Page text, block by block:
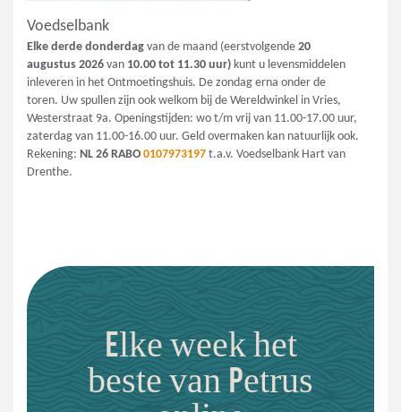
Voedselbank
Elke derde donderdag van de maand (eerstvolgende 20
augustus 2026 van 10.00 tot 11.30 uur) kunt u levensmiddelen
inleveren in het Ontmoetingshuis. De zondag erna onder de
toren. Uw spullen zijn ook welkom bij de Wereldwinkel in Vries,
Westerstraat 9a. Openingstijden: wo t/m vrij van 11.00-17.00 uur,
zaterdag van 11.00-16.00 uur. Geld overmaken kan natuurlijk ook.
Rekening: NL 26 RABO 0107973197 t.a.v. Voedselbank Hart van
Drenthe.
Elke week het
beste van Petrus